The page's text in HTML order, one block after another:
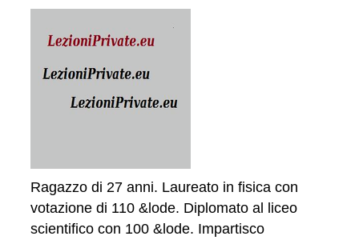
Ragazzo di 27 anni. Laureato in fisica con
votazione di 110 &lode. Diplomato al liceo
scientifico con 100 &lode. Impartisco